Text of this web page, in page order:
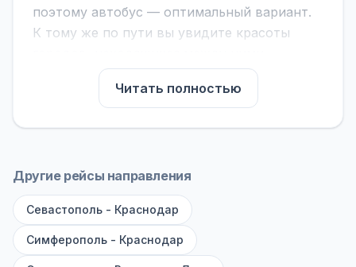
поэтому автобус — оптимальный вариант.
К тому же по пути вы увидите красоты
На нашем сайте вы можете найти
расписание автобусов Минеральные Воды -
Форос, сравнить рейсы и выбрать
обратите внимание на микроавтобусы (8–18
большие автобусы (от 40 мест): у них лучше
подвеска и дорога ощущается меньше.
Читать полностью
Другие рейсы направления
Севастополь - Краснодар
Симферополь - Краснодар